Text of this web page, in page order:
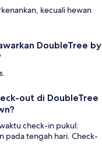
kecuali hewan
DoubleTree by
out di DoubleTree
check-in pukul:
pada tengah hari. Check-